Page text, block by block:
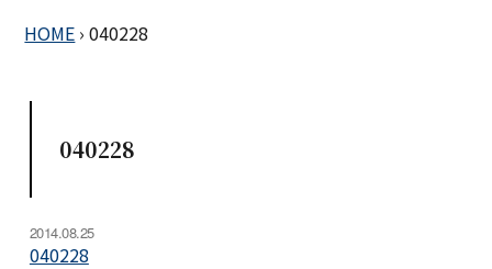
HOME › 040228
040228
2014.08.25
040228